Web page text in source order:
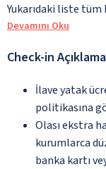
Yukarıdaki liste
Devamını Oku
Check-in
İlave yatak
politikasına
Olası ekstra
kurumlarca
banka kartı